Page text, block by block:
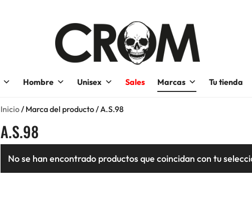
Hombre Unisex Sales Marcas Tu tienda
Inicio/ Marca del producto / A.S.98
A.S.98
No se han encontrado productos que coincidan con tu